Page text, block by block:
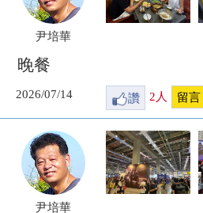
尹培華
晚餐
2026/07/14 讚 2 人 留言
尹培華